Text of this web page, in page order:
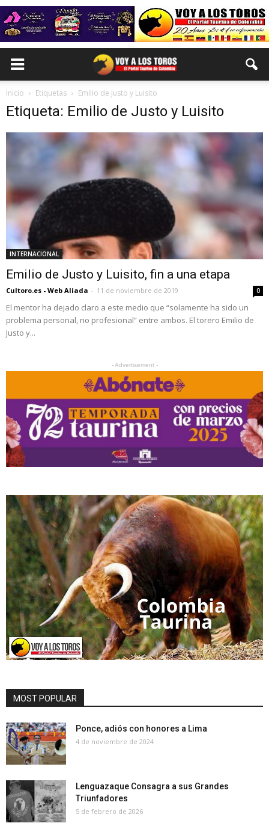
Inicio Etiquetas Emilio de Justo y Luisito
Etiqueta: Emilio de Justo y Luisito
INTERNACIONAL
Emilio de Justo y Luisito, fin a una etapa
Cultoro.es - Web Aliada - 11 de noviembre de 2019 0
El mentor ha dejado claro a este medio que “solamente ha sido un
problema personal, no profesional” entre ambos. El torero Emilio de
Justo y...
- Advertisement -
MOST POPULAR
Ponce, adiós con honores a Lima
4 de noviembre de 2024
Lenguazaque Consagra a sus Grandes
Triunfadores
5 de febrero de 2026